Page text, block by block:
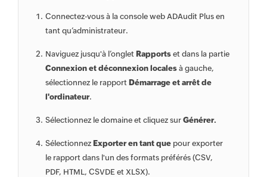
Connectez-vous à la console web ADAudit Plus en
tant qu’administrateur.
Naviguez jusqu'à l’onglet Rapports et dans la partie
Connexion et déconnexion locales à gauche,
sélectionnez le rapport Démarrage et arrêt de
l'ordinateur.
Sélectionnez le domaine et cliquez surGénérer.
Sélectionnez Exporter en tant que pour exporter
le rapport dans l'un des formats préférés (CSV,
PDF, HTML, CSVDE et XLSX).